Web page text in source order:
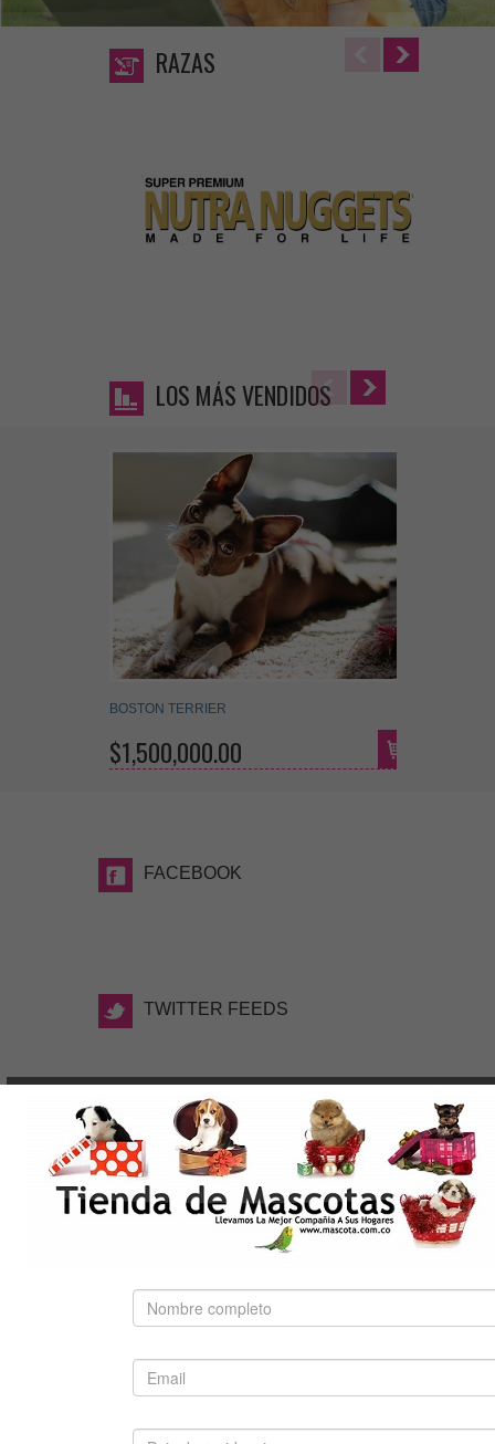
RAZAS
LOS MÁS VENDIDOS
BOSTON TERRIER
$1,500,000.00
FACEBOOK
TWITTER FEEDS
TAGS
WWW.MASCOTA.COM.CO, Date la Oportunidad de
elegir el nuevo integrante de tu familia, Tienda de
Mascotas Medellin. Criaderos de Perros Medellin.
Venta de Mascotas Medellin, Cachorros Medellin,
Tienda de Mascotas Online en Medellin, Productos
Chihuahua, Westy, Pinscher Mini, Beagle, Maltes,
Boxer, Bull Terrier, Bulldog Francés, Bulldog Ingles,
Terrier, Mini Toy, Golden Retriever, Labrador Retriever,
Lobo Siberiano, Pastor Aleman, Boston Terrier, Pit Bull,